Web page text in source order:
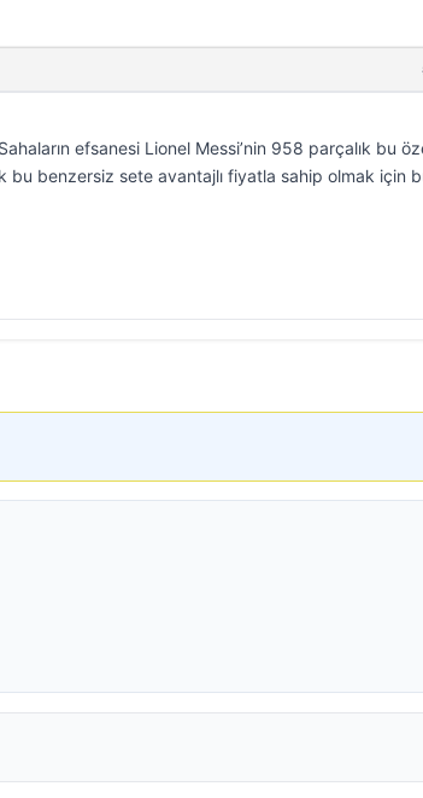
Sahaların efsanesi Lionel Messi’nin 958 parçalık bu
benzersiz sete avantajlı fiyatla sahip olmak için